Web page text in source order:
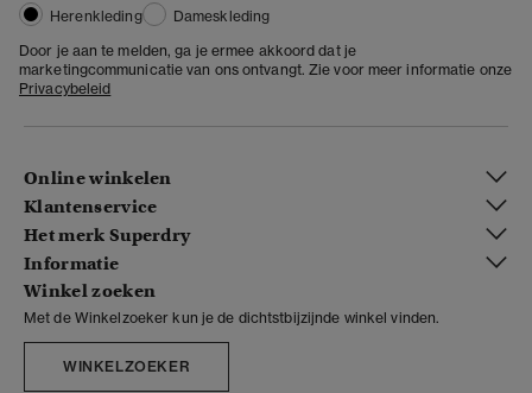
Herenkleding
Dameskleding
Door je aan te melden, ga je ermee akkoord dat je
marketingcommunicatie van ons ontvangt. Zie voor meer informatie onze
Privacybeleid
Online winkelen
Klantenservice
Het merk Superdry
Informatie
Winkel zoeken
Met de Winkelzoeker kun je de dichtstbijzijnde winkel vinden.
WINKELZOEKER